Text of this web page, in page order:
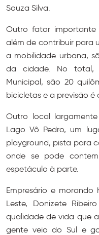
Souza Silva.
Outro fator
além de contribuir para
a mobilidade urbana,
da cidade. No total,
Municipal, são 20
bicicletas e a previsão é
Outro local
Lago Vô Pedro, um
playground, pista para
onde se pode
espetáculo à parte.
Empresário e
Leste, Donizete
qualidade de vida que
gente veio do Sul e